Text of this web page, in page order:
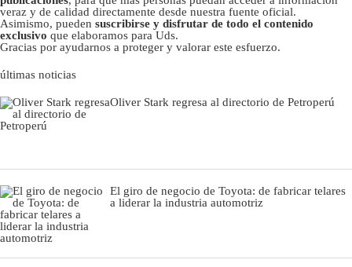
veraz y de calidad directamente desde nuestra fuente oficial.
Asimismo, pueden suscribirse y disfrutar de todo el contenido
exclusivo que elaboramos para Uds.
Gracias por ayudarnos a proteger y valorar este esfuerzo.
últimas noticias
Oliver Stark regresa al directorio de Petroperú
El giro de negocio de Toyota: de fabricar telares
a liderar la industria automotriz